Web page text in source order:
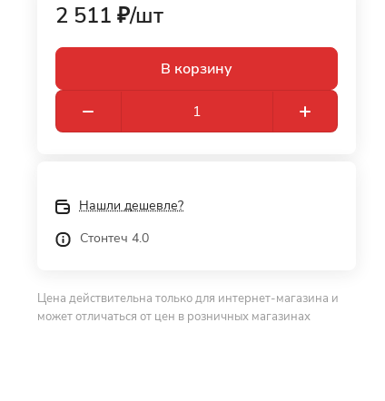
2 511 ₽/шт
В корзину
Нашли дешевле?
Стонтеч 4.0
Цена действительна только для интернет-магазина и
может отличаться от цен в розничных магазинах